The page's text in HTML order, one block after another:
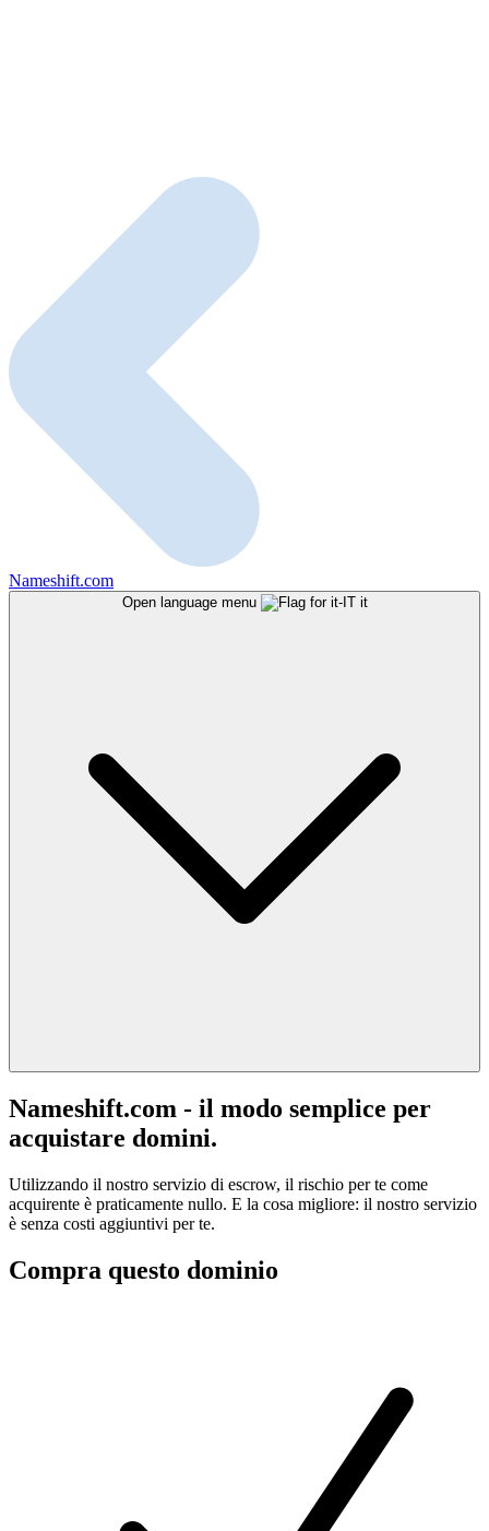
Nameshift.com
Open language menu it
Nameshift.com - il modo semplice per
acquistare domini.
Utilizzando il nostro servizio di escrow, il rischio per te come
acquirente è praticamente nullo. E la cosa migliore: il nostro servizio
è senza costi aggiuntivi per te.
Compra questo dominio